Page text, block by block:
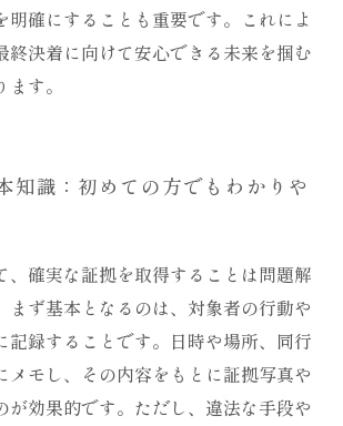
明確にすることも重要です。これによ
終決着に向けて安心できる未来を掴む
す。
知識：初めての方でもわかりや
、確実な証拠を取得することは問題解
まず基本となるのは、対象者の行動や
記録することです。日時や場所、同行
メモし、その内容をもとに証拠写真や
が効果的です。ただし、違法な手段や